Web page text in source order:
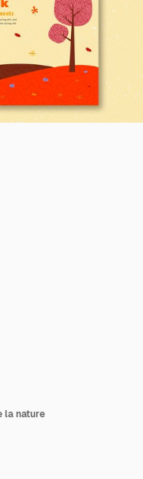
la nature